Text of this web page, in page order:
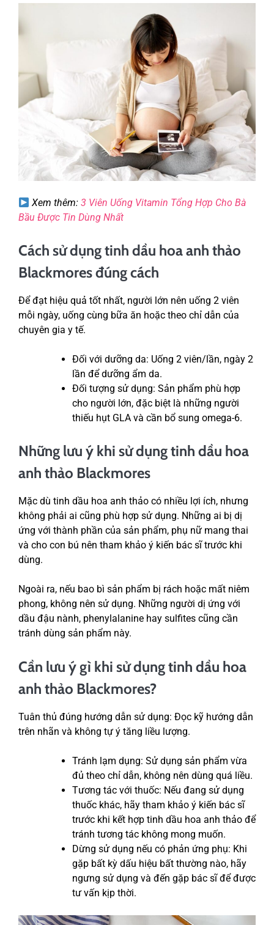
Xem thêm:3 Viên Uống Vitamin Tổng Hợp Cho Bà
Bầu Được Tin Dùng Nhất
Cách sử dụng tinh dầu hoa anh thảo
Blackmores đúng cách
Để đạt hiệu quả tốt nhất, người lớn nên uống 2 viên
mỗi ngày, uống cùng bữa ăn hoặc theo chỉ dẫn của
chuyên gia y tế.
Đối với dưỡng da: Uống 2 viên/lần, ngày 2
lần để dưỡng ẩm da.
Đối tượng sử dụng: Sản phẩm phù hợp
cho người lớn, đặc biệt là những người
thiếu hụt GLA và cần bổ sung omega-6.
Những lưu ý khi sử dụng tinh dầu hoa
anh thảo Blackmores
Mặc dù tinh dầu hoa anh thảo có nhiều lợi ích, nhưng
không phải ai cũng phù hợp sử dụng. Những ai bị dị
ứng với thành phần của sản phẩm, phụ nữ mang thai
và cho con bú nên tham khảo ý kiến bác sĩ trước khi
dùng.
Ngoài ra, nếu bao bì sản phẩm bị rách hoặc mất niêm
phong, không nên sử dụng. Những người dị ứng với
dầu đậu nành, phenylalanine hay sulfites cũng cần
tránh dùng sản phẩm này.
Cần lưu ý gì khi sử dụng tinh dầu hoa
anh thảo Blackmores?
Tuân thủ đúng hướng dẫn sử dụng: Đọc kỹ hướng dẫn
trên nhãn và không tự ý tăng liều lượng.
Tránh lạm dụng: Sử dụng sản phẩm vừa
đủ theo chỉ dẫn, không nên dùng quá liều.
Tương tác với thuốc: Nếu đang sử dụng
thuốc khác, hãy tham khảo ý kiến bác sĩ
trước khi kết hợp tinh dầu hoa anh thảo để
tránh tương tác không mong muốn.
Dừng sử dụng nếu có phản ứng phụ: Khi
gặp bất kỳ dấu hiệu bất thường nào, hãy
ngưng sử dụng và đến gặp bác sĩ để được
tư vấn kịp thời.